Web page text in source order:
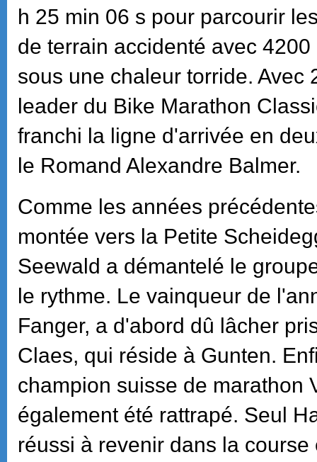
h 25 min 06 s pour parcourir
de terrain accidenté avec
sous une chaleur torride. Avec
leader du Bike Marathon
franchi la ligne d'arrivée en
le Romand Alexandre Balmer.
Comme les années
montée vers la Petite
Seewald a démantelé le
le rythme. Le vainqueur de
Fanger, a d'abord dû lâcher
Claes, qui réside à Gunten.
champion suisse de marathon
également été rattrapé. Seul
réussi à revenir dans la